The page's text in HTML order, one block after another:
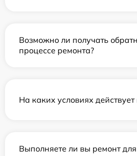
Возможно ли получать
процессе ремонта?
На каких условиях действует
Выполняете ли вы ремонт для